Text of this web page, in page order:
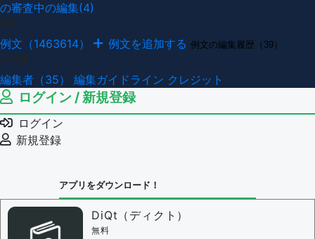
の審査中の編集(4)
例文（1463614） 例文を追加する 例文の編集履歴（39）
編集者（35） 編集ガイドライン クレジット
ログイン / 新規登録
ログイン
新規登録
アプリをダウンロード！
DiQt（ディクト）
無料